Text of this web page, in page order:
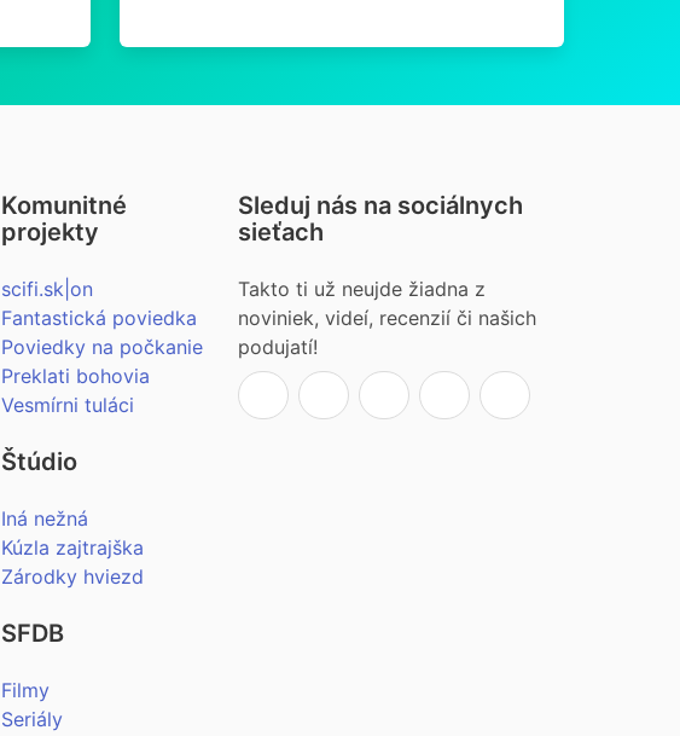
Komunitné
projekty
scifi.sk|on
Fantastická poviedka
Poviedky na počkanie
Preklati bohovia
Vesmírni tuláci
Štúdio
Iná nežná
Kúzla zajtrajška
Zárodky hviezd
SFDB
Filmy
Seriály
Sleduj nás na sociálnych
sieťach
Takto ti už neujde žiadna z
noviniek, videí, recenzií či našich
podujatí!